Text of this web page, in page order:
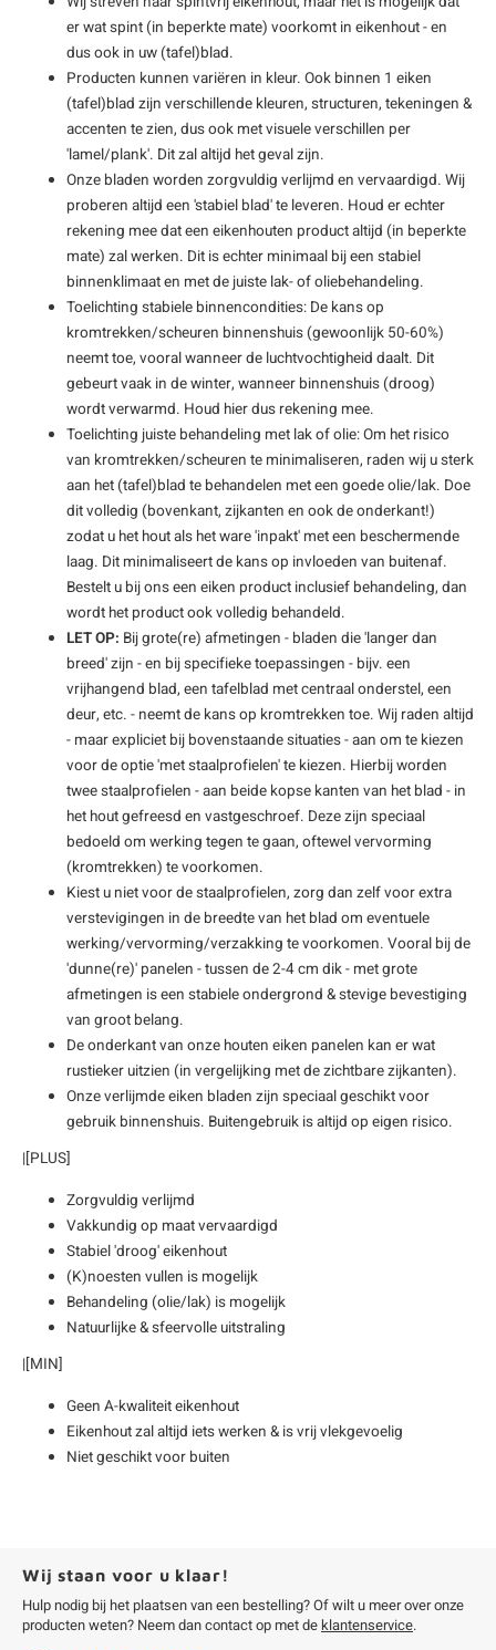
er wat spint (in beperkte mate) voorkomt in eikenhout - en
dus ook in uw (tafel)blad.
Producten kunnen variëren in kleur. Ook binnen 1 eiken
(tafel)blad zijn verschillende kleuren, structuren, tekeningen &
accenten te zien, dus ook met visuele verschillen per
'lamel/plank'. Dit zal altijd het geval zijn.
Onze bladen worden zorgvuldig verlijmd en vervaardigd. Wij
proberen altijd een 'stabiel blad' te leveren. Houd er echter
rekening mee dat een eikenhouten product altijd (in beperkte
mate) zal werken. Dit is echter minimaal bij een stabiel
binnenklimaat en met de juiste lak- of oliebehandeling.
Toelichting stabiele binnencondities: De kans op
kromtrekken/scheuren binnenshuis (gewoonlijk 50-60%)
neemt toe, vooral wanneer de luchtvochtigheid daalt. Dit
gebeurt vaak in de winter, wanneer binnenshuis (droog)
wordt verwarmd. Houd hier dus rekening mee.
Toelichting juiste behandeling met lak of olie: Om het risico
van kromtrekken/scheuren te minimaliseren, raden wij u sterk
aan het (tafel)blad te behandelen met een goede olie/lak. Doe
dit volledig (bovenkant, zijkanten en ook de onderkant!)
zodat u het hout als het ware 'inpakt' met een beschermende
laag. Dit minimaliseert de kans op invloeden van buitenaf.
Bestelt u bij ons een eiken product inclusief behandeling, dan
wordt het product ook volledig behandeld.
LET OP: Bij grote(re) afmetingen - bladen die 'langer dan
breed' zijn - en bij specifieke toepassingen - bijv. een
vrijhangend blad, een tafelblad met centraal onderstel, een
deur, etc. - neemt de kans op kromtrekken toe. Wij raden altijd
- maar expliciet bij bovenstaande situaties - aan om te kiezen
voor de optie 'met staalprofielen' te kiezen. Hierbij worden
twee staalprofielen - aan beide kopse kanten van het blad - in
het hout gefreesd en vastgeschroef. Deze zijn speciaal
bedoeld om werking tegen te gaan, oftewel vervorming
(kromtrekken) te voorkomen.
Kiest u niet voor de staalprofielen, zorg dan zelf voor extra
verstevigingen in de breedte van het blad om eventuele
werking/vervorming/verzakking te voorkomen. Vooral bij de
'dunne(re)' panelen - tussen de 2-4 cm dik - met grote
afmetingen is een stabiele ondergrond & stevige bevestiging
van groot belang.
De onderkant van onze houten eiken panelen kan er wat
rustieker uitzien (in vergelijking met de zichtbare zijkanten).
Onze verlijmde eiken bladen zijn speciaal geschikt voor
gebruik binnenshuis. Buitengebruik is altijd op eigen risico.
|[PLUS]
Zorgvuldig verlijmd
Vakkundig op maat vervaardigd
Stabiel 'droog' eikenhout
(K)noesten vullen is mogelijk
Behandeling (olie/lak) is mogelijk
Natuurlijke & sfeervolle uitstraling
|[MIN]
Geen A-kwaliteit eikenhout
Eikenhout zal altijd iets werken & is vrij vlekgevoelig
Niet geschikt voor buiten
Wij staan voor u klaar!
Hulp nodig bij het plaatsen van een bestelling? Of wilt u meer over onze
producten weten? Neem dan contact op met de klantenservice.